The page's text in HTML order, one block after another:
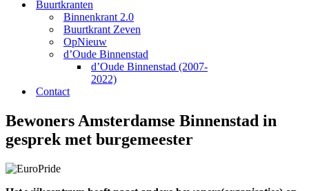
Buurtkranten
Binnenkrant 2.0
Buurtkrant Zeven
OpNieuw
d’Oude Binnenstad
d’Oude Binnenstad (2007-
2022)
Contact
Bewoners Amsterdamse Binnenstad in
gesprek met burgemeester